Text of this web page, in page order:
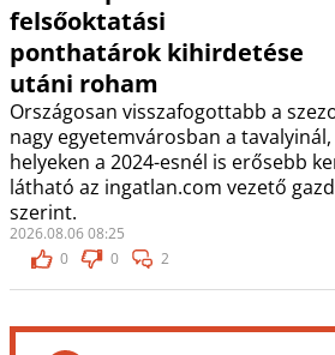
felsőoktatási
ponthatárok kihirdetése
utáni roham
Országosan visszafogottabb a
nagy egyetemvárosban a
helyeken a 2024-esnél is erősebb
látható az ingatlan.com vezető
szerint.
2026.08.06 08:25
0
0 2